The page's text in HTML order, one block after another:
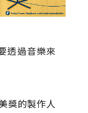
透過音樂來
獎的製作人